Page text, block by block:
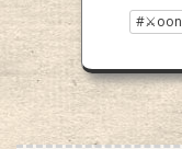
#⚔️oon